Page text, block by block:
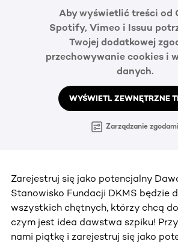
Aby wyświetlić treści od
Spotify, Vimeo i Issuu
Twojej dodatkowej
przechowywanie cookies i
danych.
WYŚWIETL ZEWNĘTRZNE
Zarządzanie zgodami
Zarejestruj się jako potencjalny
Stanowisko Fundacji DKMS będzie
wszystkich chętnych, którzy chcą
czym jest idea dawstwa szpiku!
nami piątkę i zarejestruj się jako